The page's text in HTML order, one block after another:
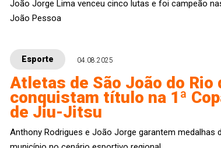
João Jorge Lima venceu cinco lutas e foi campeão
João Pessoa
Esporte 04.08.2025
Atletas de São João do Rio
conquistam título na 1ª
de Jiu-Jitsu
Anthony Rodrigues e João Jorge garantem medalhas